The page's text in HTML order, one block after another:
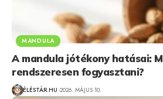
MANDULA
A mandula jótékony hatásai:
rendszeresen fogyasztani?
ÉLÉSTÁR.HU 2026. MÁJUS 10.